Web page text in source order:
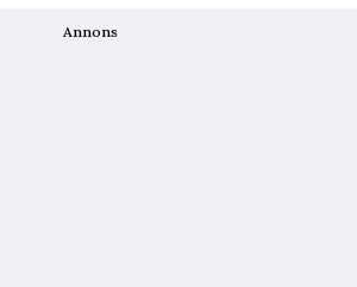
Annons